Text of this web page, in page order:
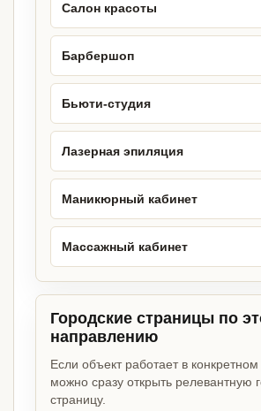
Салон красоты
Барбершоп
Бьюти-студия
Лазерная эпиляция
Маникюрный кабинет
Массажный кабинет
Городские страницы по
направлению
Если объект работает в конкретном
можно сразу открыть релевантную
страницу.